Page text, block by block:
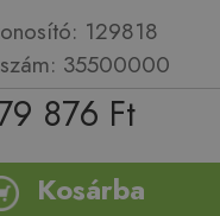
129818
35500000
876 Ft
Kosárba